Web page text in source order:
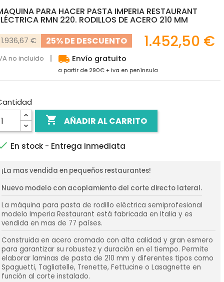
PARA HACER PASTA IMPERIA RESTAURANT
RMN 220. RODILLOS DE ACERO 210 MM
1.936,67 € 25% DE DESCUENTO 1.452,50 €
no incluido local_shipping Envío gratuito
a partir de 290€ + iva en península
 AÑADIR AL CARRITO
En stock - Entrega inmediata
¡La mas vendida en pequeños restaurantes!
Nuevo modelo con acoplamiento del corte directo lateral.
La máquina para pasta de rodillo eléctrica semiprofesional
modelo Imperia Restaurant está fabricada en Italia y es
vendida en mas de 77 países.
Construida en acero cromado con alta calidad y gran esmero
para garantizar su robustez y duración en el tiempo. Permite
elaborar laminas de pasta de 210 mm y diferentes tipos como
Spaguetti, Tagliatelle, Trenette, Fettucine o Lasagnette en
función al corte instalado.